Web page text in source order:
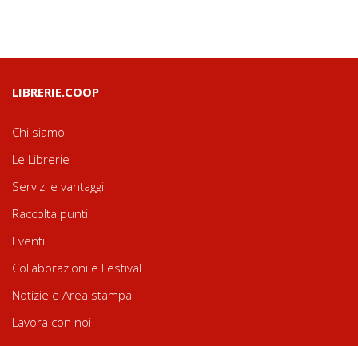
LIBRERIE.COOP
Chi siamo
Le Librerie
Servizi e vantaggi
Raccolta punti
Eventi
Collaborazioni e Festival
Notizie e Area stampa
Lavora con noi